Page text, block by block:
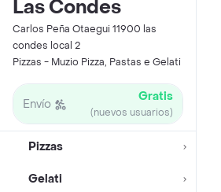
Las Condes
Carlos Peña Otaegui 11900 las
condes local 2
Pizzas - Muzio Pizza, Pastas e Gelati
Envío Gratis
(nuevos usuarios)
Pizzas
Gelati